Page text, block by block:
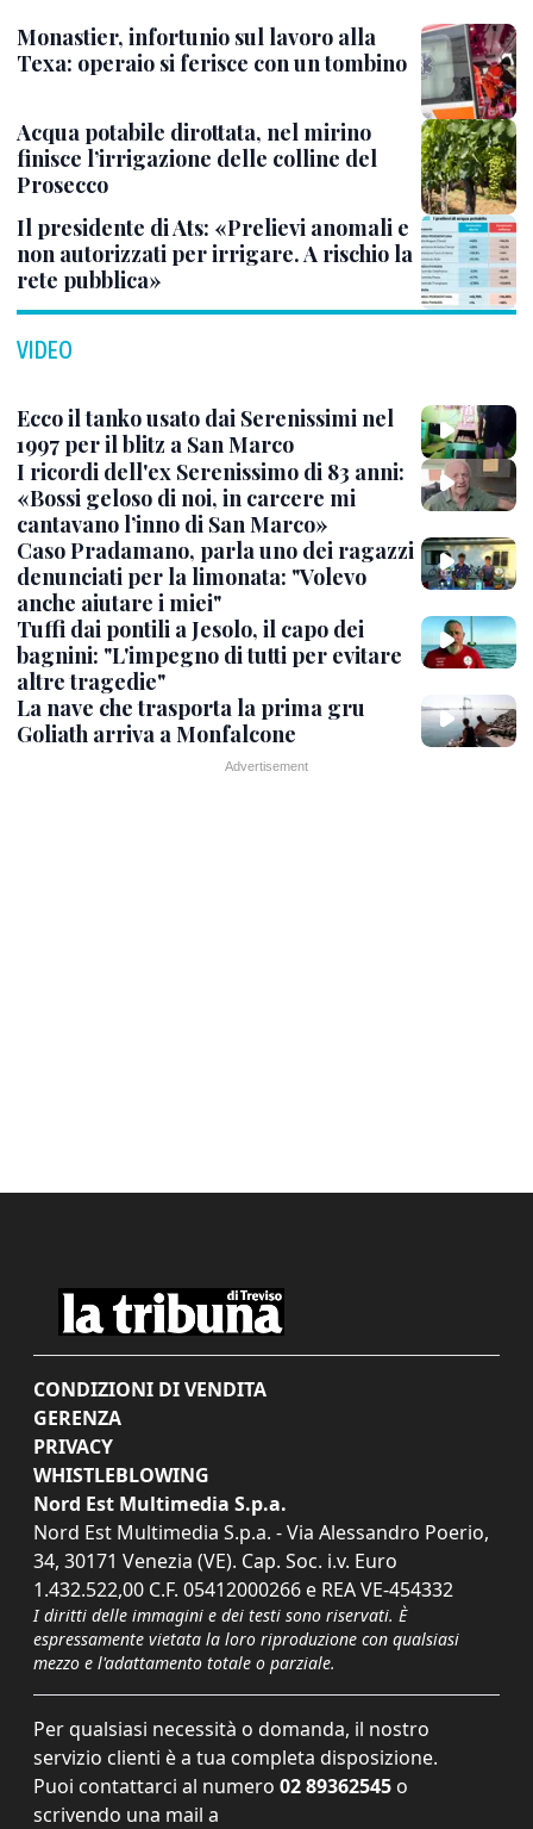
Monastier, infortunio sul lavoro alla
Texa: operaio si ferisce con un tombino
Acqua potabile dirottata, nel mirino
finisce l’irrigazione delle colline del
Prosecco
Il presidente di Ats: «Prelievi anomali e
non autorizzati per irrigare. A rischio la
rete pubblica»
VIDEO
Ecco il tanko usato dai Serenissimi nel
1997 per il blitz a San Marco
I ricordi dell'ex Serenissimo di 83 anni:
«Bossi geloso di noi, in carcere mi
cantavano l’inno di San Marco»
Caso Pradamano, parla uno dei ragazzi
denunciati per la limonata: "Volevo
anche aiutare i miei"
Tuffi dai pontili a Jesolo, il capo dei
bagnini: "L'impegno di tutti per evitare
altre tragedie"
La nave che trasporta la prima gru
Goliath arriva a Monfalcone
CONDIZIONI DI VENDITA
GERENZA
PRIVACY
WHISTLEBLOWING
Nord Est Multimedia S.p.a.
Nord Est Multimedia S.p.a. - Via Alessandro Poerio,
34, 30171 Venezia (VE). Cap. Soc. i.v. Euro
1.432.522,00 C.F. 05412000266 e REA VE-454332
I diritti delle immagini e dei testi sono riservati. È
espressamente vietata la loro riproduzione con qualsiasi
mezzo e l'adattamento totale o parziale.
Per qualsiasi necessità o domanda, il nostro
servizio clienti è a tua completa disposizione.
Puoi contattarci al numero 02 89362545 o
scrivendo una mail a